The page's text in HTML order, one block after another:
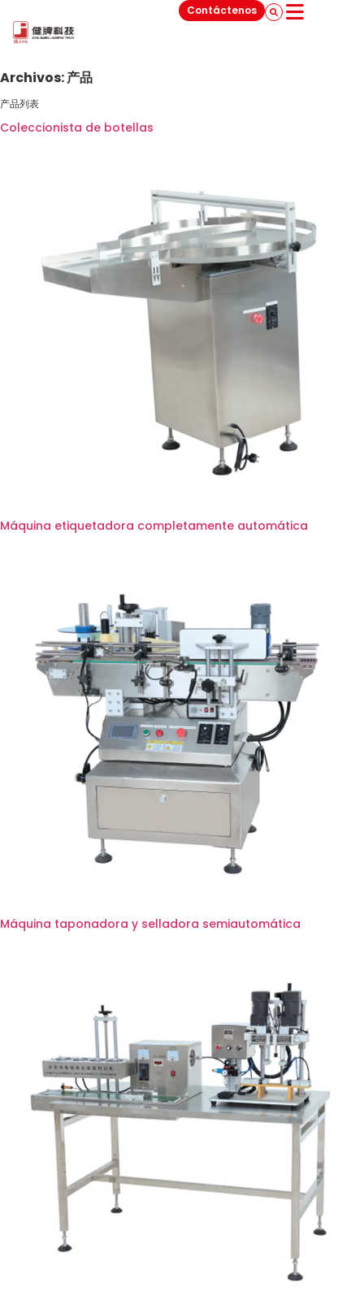
Contáctenos
Archivos:产品
产品列表
Coleccionista de botellas
Máquina etiquetadora completamente automática
Máquina taponadora y selladora semiautomática